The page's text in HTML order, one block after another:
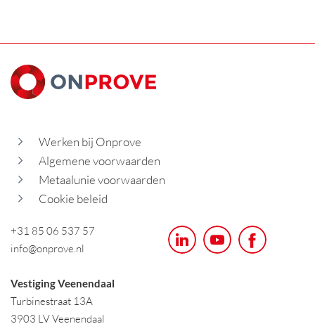
+31 85 06 537 57
info@onprove.nl
Vestiging Veenendaal
Turbinestraat 13A
3903 LV Veenendaal
Werken bij Onprove
Algemene voorwaarden
Metaalunie voorwaarden
Cookie beleid